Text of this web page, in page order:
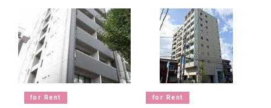
for Rent for Rent